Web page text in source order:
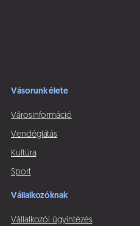
Vásorunk élete
Városinformáció
Vendéglátás
Kultúra
Sport
Vállalkozóknak
Vállalkozói ügyintézés